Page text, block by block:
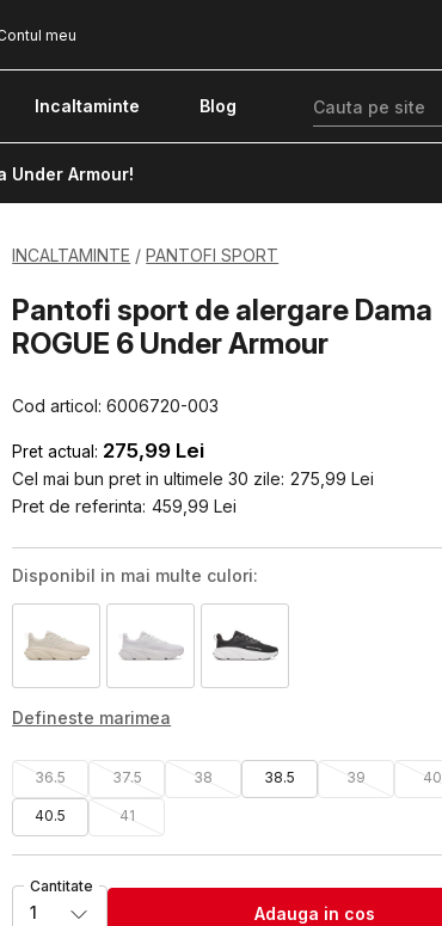
meu
Incaltaminte Blog
Under Armour!
INCALTAMINTE PANTOFI SPORT
Pantofi sport de alergare Dama
ROGUE 6 Under Armour
Cod articol:6006720-003
Pret actual: 275,99 Lei
Cel mai bun pret in ultimele 30 zile: 275,99 Lei
Pret de referinta: 459,99 Lei
Disponibil in mai multe culori:
Defineste marimea
36.5 37.5 38 38.5 39 40
40.5 41
Cantitate
1 Adauga in cos